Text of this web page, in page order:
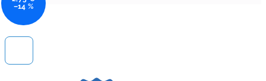
–14 %